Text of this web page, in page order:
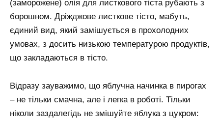
(заморожене) олія для листкового тіста рубають з
борошном. Дріжджове листкове тісто, мабуть,
єдиний вид, який замішується в прохолодних
умовах, з досить низькою температурою продуктів,
що закладаються в тісто.
Відразу зауважимо, що яблучна начинка в пирогах
– не тільки смачна, але і легка в роботі. Тільки
ніколи заздалегідь не змішуйте яблука з цукром: